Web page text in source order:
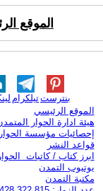
الموقع
تيلكرامبنترست
الموقع الرئيسي
هيئة ادارة الحوار
إحصائيات مؤسسة
قواعد النشر
ابرز كتاب / كاتبات
يوتيوب التمدن
مكتبة التمدن